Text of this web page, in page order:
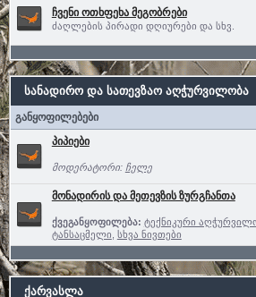
ჩვენი ოთხფეხა მეგობრები
ძაღლების პირადი დღიურები და სხვ.
სანადირო და სათევზაო აღჭურვილობა
განყოფილებები
პიპიები
მოდერატორი: ჩელე
მონადირის და მეთევზის ზურგჩანთა
ქვეგანყოფილება: ტექნიკური
ტანსაცმელი სხვა ნივთები
ქარვასლა